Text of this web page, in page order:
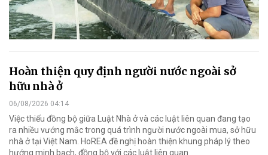
Hoàn thiện quy định người nước ngoài sở
hữu nhà ở
06/08/2026 04:14
Việc thiếu đồng bộ giữa Luật Nhà ở và các luật liên quan đang tạo
ra nhiều vướng mắc trong quá trình người nước ngoài mua, sở hữu
nhà ở tại Việt Nam. HoREA đề nghị hoàn thiện khung pháp lý theo
hướng minh bạch, đồng bộ với các luật liên quan.